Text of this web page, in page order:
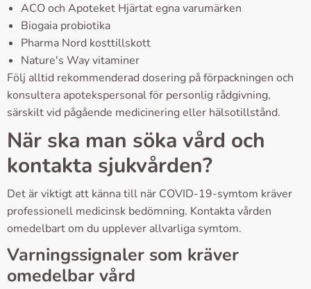
ACO och Apoteket Hjärtat egna varumärken
Biogaia probiotika
Pharma Nord kosttillskott
Nature's Way vitaminer
Följ alltid rekommenderad dosering på förpackningen och
konsultera apotekspersonal för personlig rådgivning,
särskilt vid pågående medicinering eller hälsotillstånd.
När ska man söka vård och
kontakta sjukvården?
Det är viktigt att känna till när COVID-19-symtom kräver
professionell medicinsk bedömning. Kontakta vården
omedelbart om du upplever allvarliga symtom.
Varningssignaler som kräver
omedelbar vård